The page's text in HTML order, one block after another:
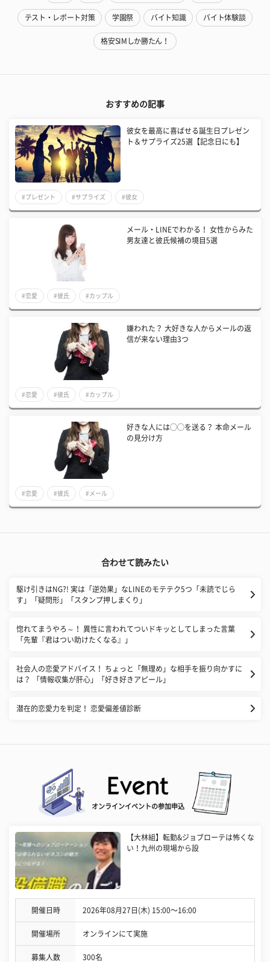
テスト・レポート対策 学園祭 バイト知識 バイト体験談
格安SIMしか勝たん！
おすすめの記事
彼女を最高に喜ばせる誕生日プレゼン
ト＆サプライズ25選【記念日にも】
#プレゼント #サプライズ #彼女
メール・LINEでわかる！ 女性からみた
男友達と彼氏候補の境目5選
#恋愛 #彼氏 #カップル
嫌われた？ 大好きな人からメールの返
信が来ない理由3つ
#恋愛 #彼氏 #カップル
好きな人には◯◯を送る？ 本命メール
の見分け方
#恋愛 #彼氏 #メール
合わせて読みたい
​駆け引きはNG?! 実は「逆効果」なLINEのモテテク5つ「未読でじら
す」「疑問形」「スタンプ押しまくり」
惚れてまうやろ～！ 異性に言われてついドキッとしてしまった言葉
「先輩『君はつい助けたくなる』」
社会人の恋愛アドバイス！ ちょっと「無理め」な相手を振り向かすに
は？ 「情報収集が肝心」「好き好きアピール」
潜在的恋愛力を判定！ 恋愛偏差値診断
オンラインイベントの参加申込
【大林組】転勤&ジョブローテは怖くな
い！九州の現場から設
開催日時 2026年08月27日(木) 15:00〜16:00
開催場所 オンラインにて実施
募集人数 300名